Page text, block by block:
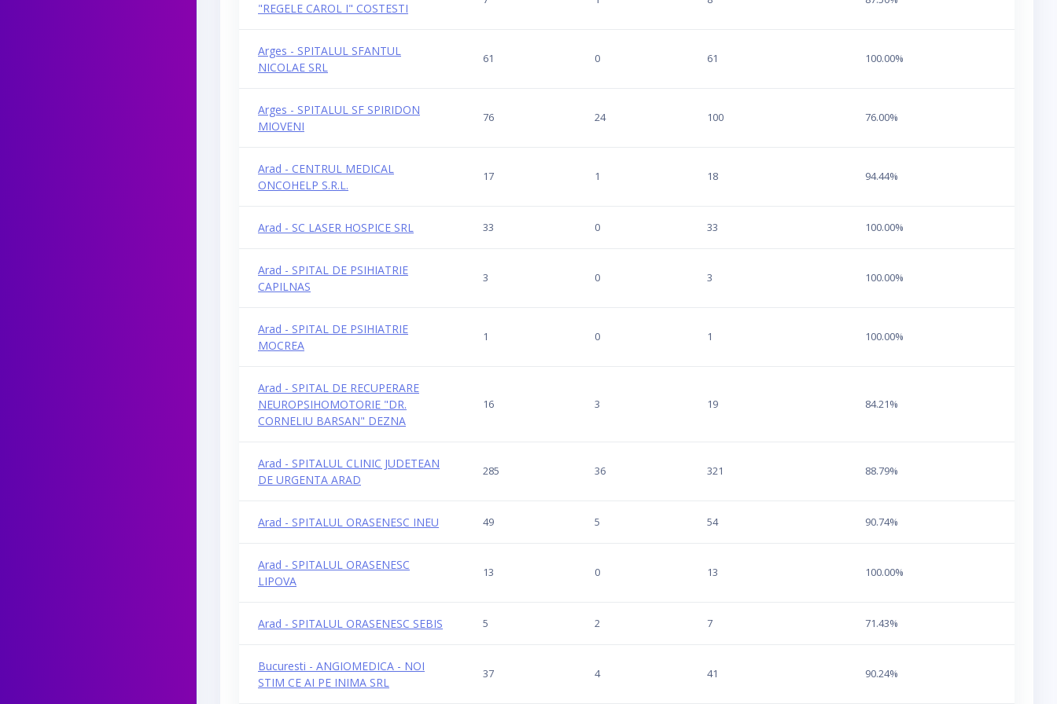
"REGELE CAROL I" COSTESTI
Arges - SPITALUL SFANTUL
NICOLAE SRL
61 0 61 100.00%
Arges - SPITALUL SF SPIRIDON
MIOVENI
76 24 100 76.00%
Arad - CENTRUL MEDICAL
ONCOHELP S.R.L.
17 1 18 94.44%
Arad - SC LASER HOSPICE SRL 33 0 33 100.00%
Arad - SPITAL DE PSIHIATRIE
CAPILNAS
3 0 3 100.00%
Arad - SPITAL DE PSIHIATRIE
MOCREA
1 0 1 100.00%
Arad - SPITAL DE RECUPERARE
NEUROPSIHOMOTORIE "DR.
CORNELIU BARSAN" DEZNA
16 3 19 84.21%
Arad - SPITALUL CLINIC JUDETEAN
DE URGENTA ARAD
285 36 321 88.79%
Arad - SPITALUL ORASENESC INEU 49 5 54 90.74%
Arad - SPITALUL ORASENESC
LIPOVA
13 0 13 100.00%
Arad - SPITALUL ORASENESC SEBIS 5 2 7 71.43%
Bucuresti - ANGIOMEDICA - NOI
STIM CE AI PE INIMA SRL
37 4 41 90.24%